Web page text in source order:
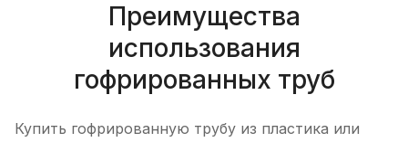
Преимущества
использования
гофрированных труб
Купить гофрированную трубу из пластика или